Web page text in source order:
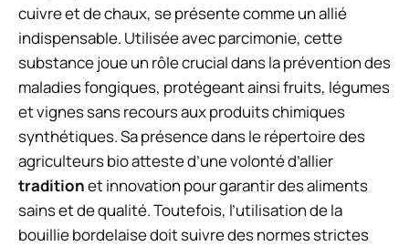
cuivre et de chaux, se présente comme un allié
indispensable. Utilisée avec parcimonie, cette
substance joue un rôle crucial dans la prévention des
maladies fongiques, protégeant ainsi fruits, légumes
et vignes sans recours aux produits chimiques
synthétiques. Sa présence dans le répertoire des
agriculteurs bio atteste d’une volonté d’allier
traditionet innovation pour garantir des aliments
sains et de qualité. Toutefois, l’utilisation de la
bouillie bordelaise doit suivre des normes strictes